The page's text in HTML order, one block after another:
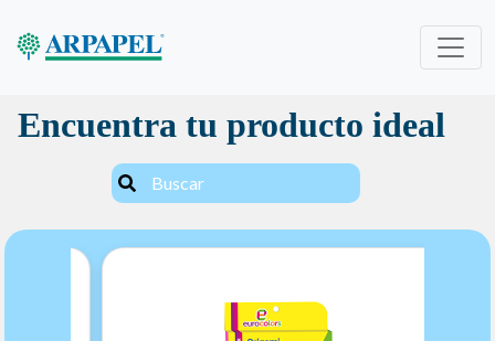
Encuentra tu producto ideal